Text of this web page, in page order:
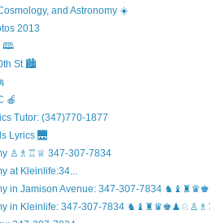
and Astronomy ☀️
2013
🕮
St 🏙️
🍎
Tutor: (347)770-1877
Lyrics 🌉
♙♗♖♕ 347-307-7834
at Kleinlife:34...
in Jamison Avenue: 347-307-7834
in Kleinlife: 347-307-7834